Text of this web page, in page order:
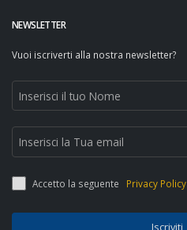
NEWSLETTER
Vuoi iscriverti alla nostra newsletter?
Accetto la seguente Privacy Policy
Iscriviti